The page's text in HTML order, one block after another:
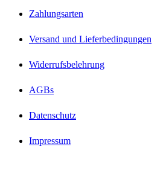
Zahlungsarten
Versand und Lieferbedingungen
Widerrufsbelehrung
AGBs
Datenschutz
Impressum